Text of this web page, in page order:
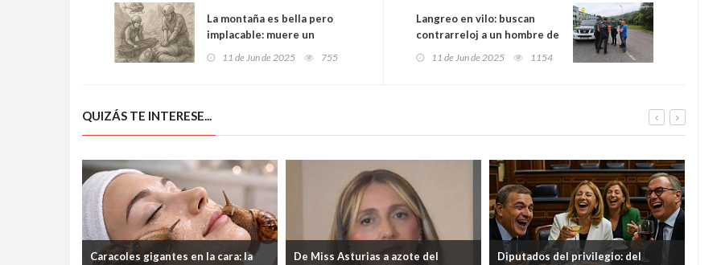
La montaña es bella pero
implacable: muere un
senderista alemán de 74
11 de Jun de 2025 755
Langreo en vilo: buscan
contrarreloj a un hombre de
78 años desaparecido de
11 de Jun de 2025 1154
QUIZÁS TE INTERESE...
Caracoles gigantes en la cara: la
De Miss Asturias a azote del
Diputados del privilegio: del